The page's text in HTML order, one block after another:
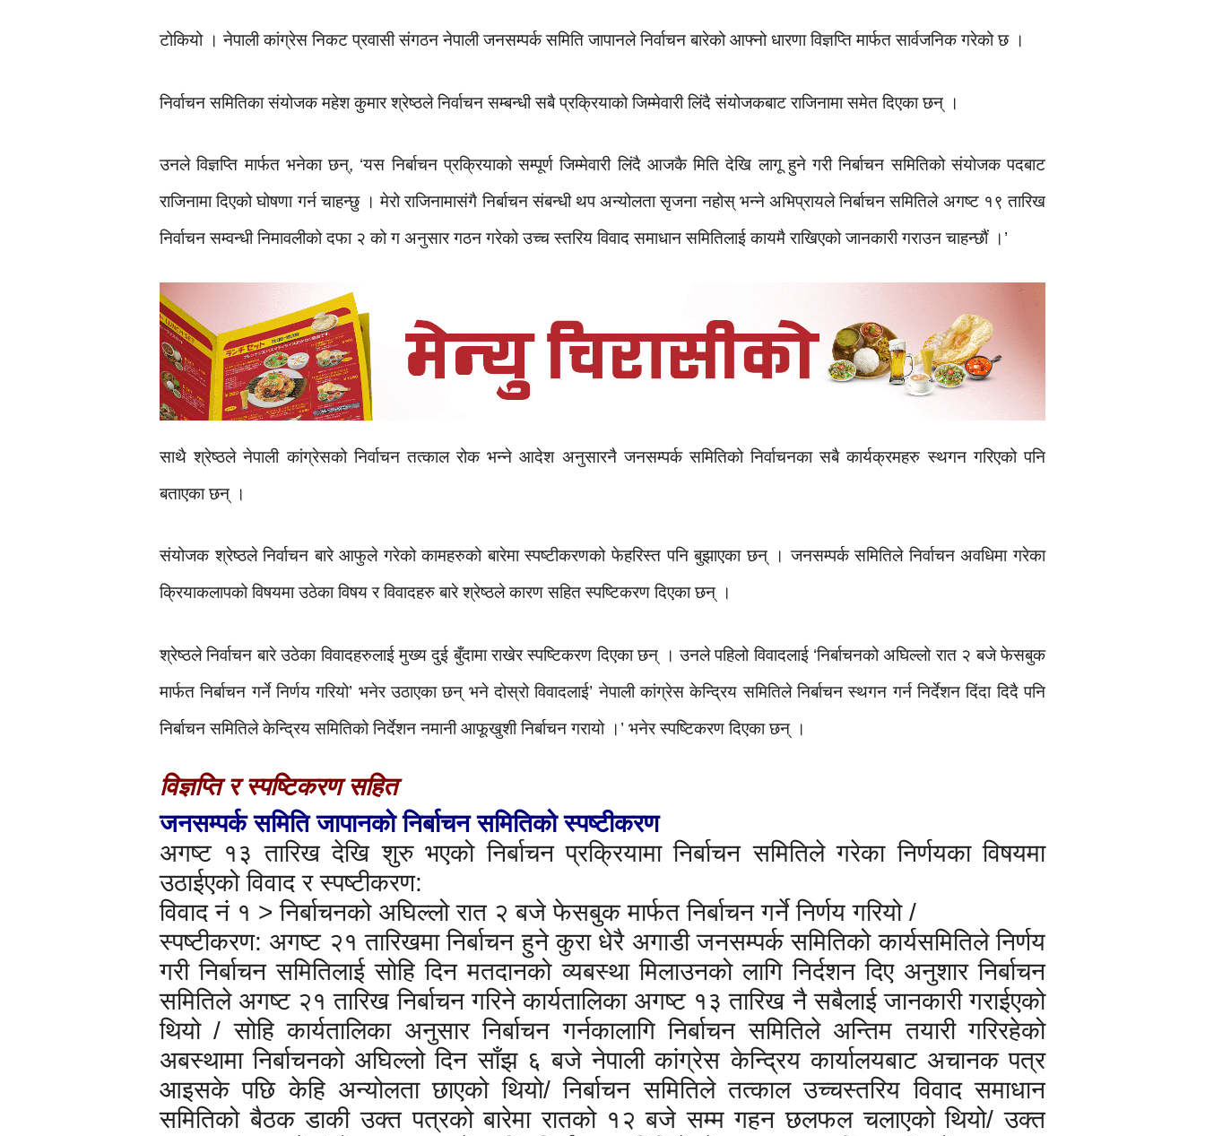
टोकियो । नेपाली कांग्रेस निकट प्रवासी संगठन नेपाली जनसम्पर्क समिति जापानले निर्वाचन बारेको आफ्नो धारणा विज्ञप्ति मार्फत सार्वजनिक गरेको छ ।
निर्वाचन समितिका संयोजक महेश कुमार श्रेष्ठले निर्वाचन सम्बन्धी सबै प्रक्रियाको जिम्मेवारी लिंदै संयोजकबाट राजिनामा समेत दिएका छन् ।
उनले विज्ञप्ति मार्फत भनेका छन्, ‘यस निर्बाचन प्रक्रियाको सम्पूर्ण जिम्मेवारी लिंदै आजकै मिति देखि लागू हुने गरी निर्बाचन समितिको संयोजक पदबाट
राजिनामा दिएको घोषणा गर्न चाहन्छु । मेरो राजिनामासंगै निर्बाचन संबन्धी थप अन्योलता सृजना नहोस् भन्ने अभिप्रायले निर्बाचन समितिले अगष्ट १९ तारिख
निर्वाचन सम्वन्धी निमावलीको दफा २ को ग अनुसार गठन गरेको उच्च स्तरिय विवाद समाधान समितिलाई कायमै राखिएको जानकारी गराउन चाहन्छौं ।’
साथै श्रेष्ठले नेपाली कांग्रेसको निर्वाचन तत्काल रोक भन्ने आदेश अनुसारनै जनसम्पर्क समितिको निर्वाचनका सबै कार्यक्रमहरु स्थगन गरिएको पनि
बताएका छन् ।
संयोजक श्रेष्ठले निर्वाचन बारे आफुले गरेको कामहरुको बारेमा स्पष्टीकरणको फेहरिस्त पनि बुझाएका छन् । जनसम्पर्क समितिले निर्वाचन अवधिमा गरेका
क्रियाकलापको विषयमा उठेका विषय र विवादहरु बारे श्रेष्ठले कारण सहित स्पष्टिकरण दिएका छन् ।
श्रेष्ठले निर्वाचन बारे उठेका विवादहरुलाई मुख्य दुई बुँदामा राखेर स्पष्टिकरण दिएका छन् । उनले पहिलो विवादलाई ‘निर्बाचनको अघिल्लो रात २ बजे फेसबुक
मार्फत निर्बाचन गर्ने निर्णय गरियो’ भनेर उठाएका छन् भने दोस्रो विवादलाई’ नेपाली कांग्रेस केन्द्रिय समितिले निर्बाचन स्थगन गर्न निर्देशन दिंदा दिदै पनि
निर्बाचन समितिले केन्द्रिय समितिको निर्देशन नमानी आफूखुशी निर्बाचन गरायो ।’ भनेर स्पष्टिकरण दिएका छन् ।
विज्ञप्ति र स्पष्टिकरण सहित
जनसम्पर्क समिति जापानको निर्बाचन समितिको स्पष्टीकरण
अगष्ट १३ तारिख देखि शुरु भएको निर्बाचन प्रक्रियामा निर्बाचन समितिले गरेका निर्णयका विषयमा
उठाईएको विवाद र स्पष्टीकरण:
विवाद नं १ > निर्बाचनको अघिल्लो रात २ बजे फेसबुक मार्फत निर्बाचन गर्ने निर्णय गरियो /
स्पष्टीकरण: अगष्ट २१ तारिखमा निर्बाचन हुने कुरा धेरै अगाडी जनसम्पर्क समितिको कार्यसमितिले निर्णय
गरी निर्बाचन समितिलाई सोहि दिन मतदानको व्यबस्था मिलाउनको लागि निर्दशन दिए अनुशार निर्बाचन
समितिले अगष्ट २१ तारिख निर्बाचन गरिने कार्यतालिका अगष्ट १३ तारिख नै सबैलाई जानकारी गराईएको
थियो / सोहि कार्यतालिका अनुसार निर्बाचन गर्नकालागि निर्बाचन समितिले अन्तिम तयारी गरिरहेको
अबस्थामा निर्बाचनको अघिल्लो दिन साँझ ६ बजे नेपाली कांग्रेस केन्द्रिय कार्यालयबाट अचानक पत्र
आइसके पछि केहि अन्योलता छाएको थियो/ निर्बाचन समितिले तत्काल उच्चस्तरिय विवाद समाधान
समितिको बैठक डाकी उक्त पत्रको बारेमा रातको १२ बजे सम्म गहन छलफल चलाएको थियो/ उक्त